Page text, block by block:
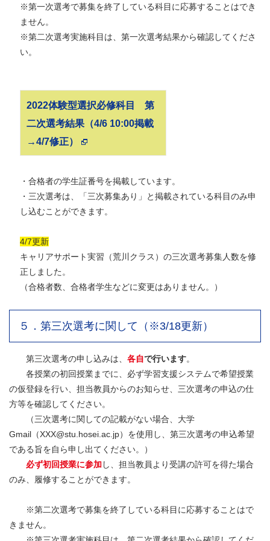
※第一次選考で募集を終了している科目に応募することはでき
ません。
※第二次選考実施科目は、第一次選考結果から確認してくださ
い。
2022体験型選択必修科目 第
二次選考結果（4/6 10:00掲載
→4/7修正）
・合格者の学生証番号を掲載しています。
・三次選考は、「三次募集あり」と掲載されている科目のみ申
し込むことができます。
4/7更新
キャリアサポート実習（荒川クラス）の三次選考募集人数を修
正しました。
（合格者数、合格者学生などに変更はありません。）
５．第三次選考に関して（※3/18更新）
第三次選考の申し込みは、 各自で行います。
各授業の初回授業までに、必ず学習支援システムで希望授業
の仮登録を行い、担当教員からのお知らせ、三次選考の申込の仕
方等を確認してください。
（三次選考に関しての記載がない場合、大学
Gmail（XXX@stu.hosei.ac.jp）を使用し、第三次選考の申込希望
である旨を自ら申し出てください。）
必ず初回授業に参加し、担当教員より受講の許可を得た場合
のみ、履修することができます。
※第二次選考で募集を終了している科目に応募することはで
きません。